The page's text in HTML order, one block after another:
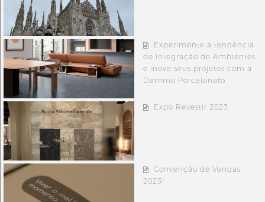
Experimente a tendência
de Integração de Ambientes
e inove seus projetos com a
Damme Porcelanato
Expo Revestir 2023
Convenção de Vendas
2023!